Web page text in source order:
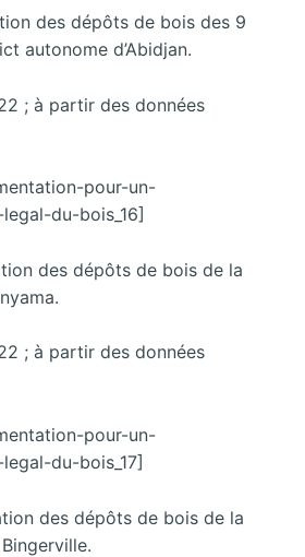
des dépôts de bois des 9
autonome d’Abidjan.
; à partir des données
pour-un-
du-bois_16]
des dépôts de bois de la
; à partir des données
pour-un-
du-bois_17]
des dépôts de bois de la